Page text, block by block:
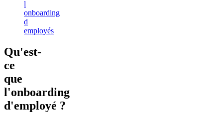
l
onboarding
d
employés
Qu'est-
ce
que
l'onboarding
d'employé ?